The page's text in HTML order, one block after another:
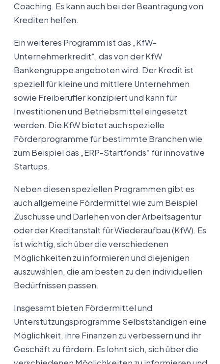
Coaching. Es kann auch bei der Beantragung von
Krediten helfen.
Ein weiteres Programm ist das „KfW-
Unternehmerkredit“, das von der KfW
Bankengruppe angeboten wird. Der Kredit ist
speziell für kleine und mittlere Unternehmen
sowie Freiberufler konzipiert und kann für
Investitionen und Betriebsmittel eingesetzt
werden. Die KfW bietet auch spezielle
Förderprogramme für bestimmte Branchen wie
zum Beispiel das „ERP-Startfonds“ für innovative
Startups.
Neben diesen speziellen Programmen gibt es
auch allgemeine Fördermittel wie zum Beispiel
Zuschüsse und Darlehen von der Arbeitsagentur
oder der Kreditanstalt für Wiederaufbau (KfW). Es
ist wichtig, sich über die verschiedenen
Möglichkeiten zu informieren und diejenigen
auszuwählen, die am besten zu den individuellen
Bedürfnissen passen.
Insgesamt bieten Fördermittel und
Unterstützungsprogramme Selbstständigen eine
Möglichkeit, ihre Finanzen zu verbessern und ihr
Geschäft zu fördern. Es lohnt sich, sich über die